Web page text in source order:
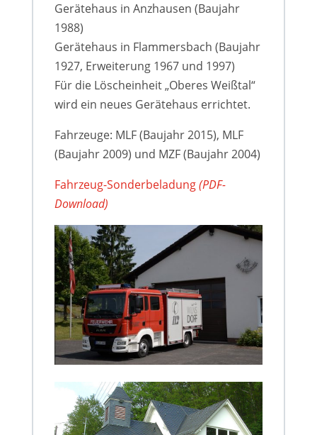
Gerätehaus in Anzhausen (Baujahr
1988)
Gerätehaus in Flammersbach (Baujahr
1927, Erweiterung 1967 und 1997)
Für die Löscheinheit „Oberes Weißtal“
wird ein neues Gerätehaus errichtet.
Fahrzeuge: MLF (Baujahr 2015), MLF
(Baujahr 2009) und MZF (Baujahr 2004)
Fahrzeug-Sonderbeladung(PDF-
Download)